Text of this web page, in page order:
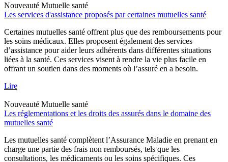
Nouveauté Mutuelle santé
Les services d'assistance proposés par certaines mutuelles santé
Certaines mutuelles santé offrent plus que des remboursements pour
les soins médicaux. Elles proposent également des services
d’assistance pour aider leurs adhérents dans différentes situations
liées à la santé. Ces services visent à rendre la vie plus facile en
offrant un soutien dans des moments où l’assuré en a besoin.
Lire
Nouveauté Mutuelle santé
Les réglementations et les droits des assurés dans le domaine des
mutuelles santé
Les mutuelles santé complètent l’Assurance Maladie en prenant en
charge une partie des frais non remboursés, tels que les
consultations, les médicaments ou les soins spécifiques. Ces